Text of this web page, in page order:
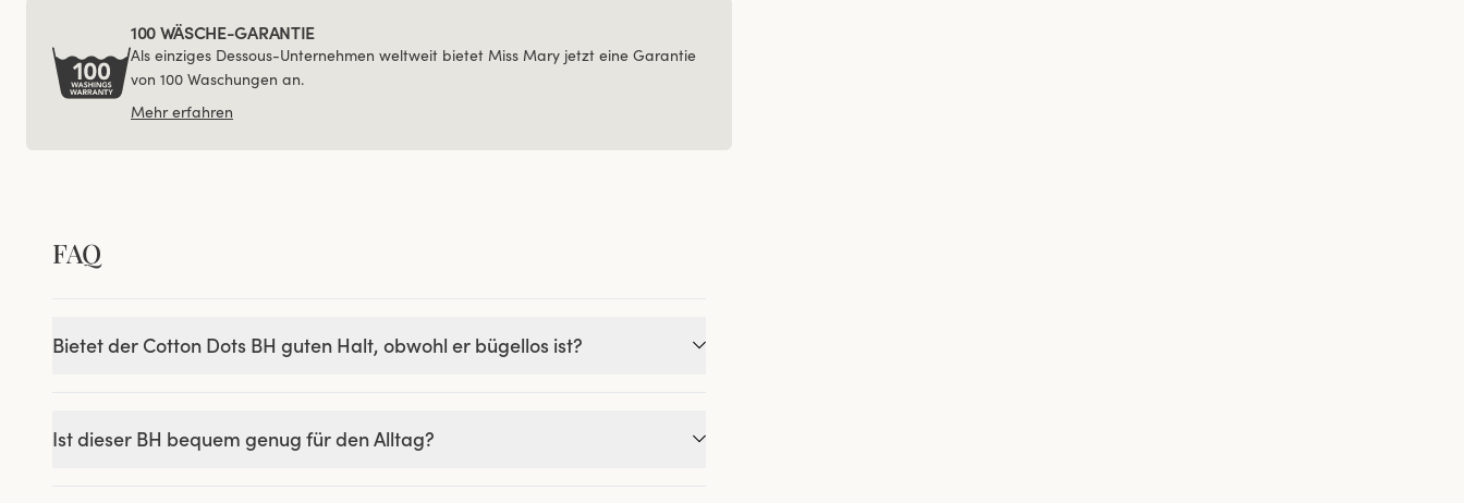
100 WÄSCHE-GARANTIE
Als einziges Dessous-Unternehmen weltweit bietet Miss Mary jetzt eine Garantie
von 100 Waschungen an.
Mehr erfahren
FAQ
Bietet der Cotton Dots BH guten Halt, obwohl er bügellos ist?
Ist dieser BH bequem genug für den Alltag?